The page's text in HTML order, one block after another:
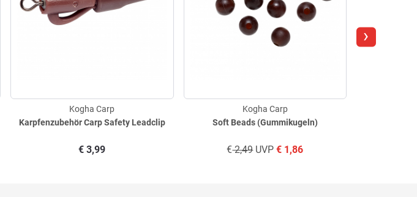
Karpfenzubehör Carp Safety Leadclip
Kogha Carp
€ 3,99
Soft Beads (Gummikugeln)
Kogha Carp
€2,49UVP € 1,86
›